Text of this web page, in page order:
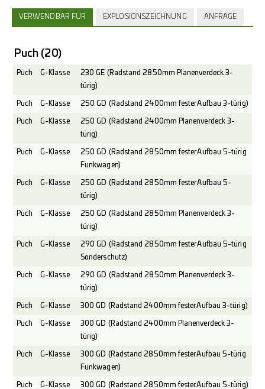
VERWENDBAR FÜR EXPLOSIONSZEICHNUNG ANFRAGE
Puch (20)
Puch G-Klasse
230 GE (Radstand 2850mm Planenverdeck 3-
türig)
Puch G-Klasse 250 GD (Radstand 2400mm fester Aufbau 3-türig)
Puch G-Klasse
250 GD (Radstand 2400mm Planenverdeck 3-
türig)
Puch G-Klasse
250 GD (Radstand 2850mm fester Aufbau 5-türig
Funkwagen)
Puch G-Klasse
250 GD (Radstand 2850mm fester Aufbau 5-
türig)
Puch G-Klasse
250 GD (Radstand 2850mm Planenverdeck 3-
türig)
Puch G-Klasse
290 GD (Radstand 2850mm fester Aufbau 5-türig
Sonderschutz)
Puch G-Klasse
290 GD (Radstand 2850mm Planenverdeck 3-
türig)
Puch G-Klasse 300 GD (Radstand 2400mm fester Aufbau 3-türig)
Puch G-Klasse
300 GD (Radstand 2400mm Planenverdeck 3-
türig)
Puch G-Klasse
300 GD (Radstand 2850mm fester Aufbau 5-türig
Funkwagen)
Puch G-Klasse 300 GD (Radstand 2850mm fester Aufbau 5-türig)